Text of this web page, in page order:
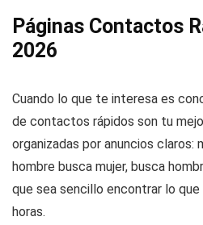
Páginas Contactos
2026
Cuando lo que te interesa es
de contactos rápidos son tu
organizadas por anuncios claros:
hombre busca mujer, busca
que sea sencillo encontrar lo
horas.